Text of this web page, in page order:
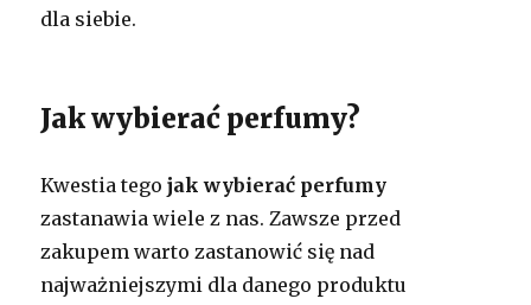
dla siebie.
Jak wybierać perfumy?
Kwestia tegojak wybierać perfumy
zastanawia wiele z nas. Zawsze przed
zakupem warto zastanowić się nad
najważniejszymi dla danego produktu